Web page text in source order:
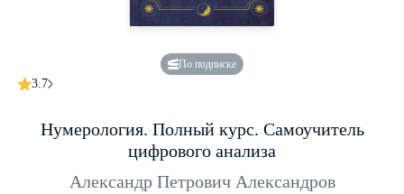
По подписке
3.7
Нумерология. Полный курс. Самоучитель
цифрового анализа
Александр Петрович Александров